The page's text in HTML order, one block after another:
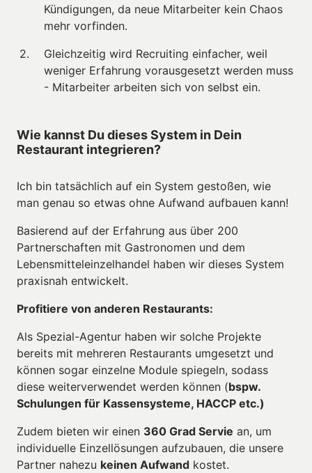
Kündigungen, da neue Mitarbeiter kein Chaos
mehr vorfinden.
Gleichzeitig wird Recruiting einfacher, weil
weniger Erfahrung vorausgesetzt werden muss
- Mitarbeiter arbeiten sich von selbst ein.
Wie kannst Du dieses System in Dein
Restaurant integrieren?
Ich bin tatsächlich auf ein System gestoßen, wie
man genau so etwas ohne Aufwand aufbauen kann!
Basierend auf der Erfahrung aus über 200
Partnerschaften mit Gastronomen und dem
Lebensmitteleinzelhandel haben wir dieses System
praxisnah entwickelt.
Profitiere von anderen Restaurants:
Als Spezial-Agentur haben wir solche Projekte
bereits mit mehreren Restaurants umgesetzt und
können sogar einzelne Module spiegeln, sodass
diese weiterverwendet werden können (bspw.
Schulungen für Kassensysteme, HACCP etc.)
Zudem bieten wir einen 360 Grad Servie an, um
individuelle Einzellösungen aufzubauen, die unsere
Partner nahezu keinen Aufwand kostet.